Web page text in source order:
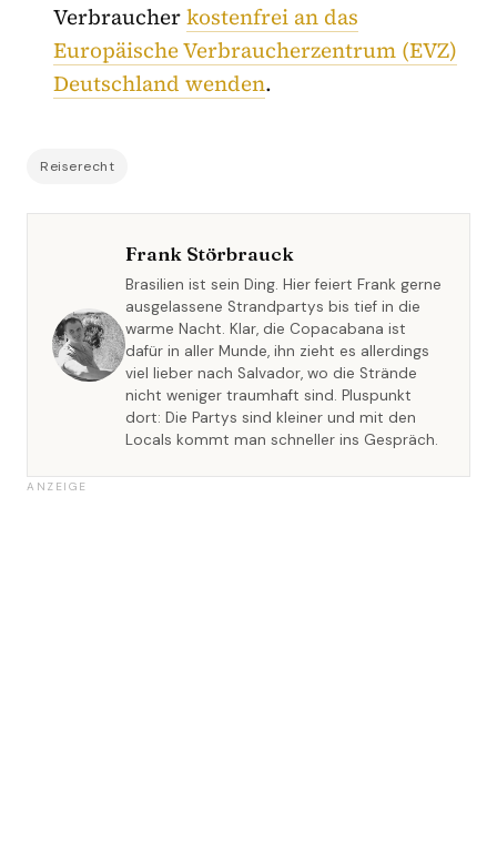
Verbraucherkostenfrei an das
Europäische Verbraucherzentrum (EVZ)
Deutschland wenden.
Reiserecht
Frank Störbrauck
Brasilien ist sein Ding. Hier feiert Frank gerne
ausgelassene Strandpartys bis tief in die
warme Nacht. Klar, die Copacabana ist
dafür in aller Munde, ihn zieht es allerdings
viel lieber nach Salvador, wo die Strände
nicht weniger traumhaft sind. Pluspunkt
dort: Die Partys sind kleiner und mit den
Locals kommt man schneller ins Gespräch.
ANZEIGE